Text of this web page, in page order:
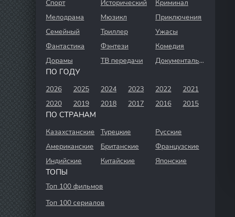
Спорт
Исторический
Криминал
Мелодрама
Мюзикл
Приключения
Семейный
Триллер
Ужасы
Фантастика
Фэнтези
Комедия
Дорамы
ТВ передачи Документальный
ПО ГОДУ
2026 2025 2024 2023 2022
2021
2020
2019 2018 2017 2016 2015
ПО СТРАНАМ
Казахстанские Турецкие
Русские
Американские
Британские
Французские
Индийские
Китайские Японские
ТОПЫ
Топ 100 фильмов
Топ 100 сериалов